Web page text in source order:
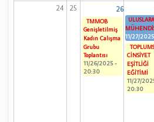
24 25 26
TMMOB
Genişletilmiş
Kadın Çalışma
Grubu
Toplantısı
11/26/2025 -
20:30
11/27/
CİNSİYET
EŞİTLİĞİ
EĞİTİMİ
11/27/
20:30